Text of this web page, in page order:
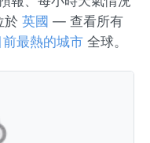
於 英國 — 查看所有
前最熱的城市 全球。